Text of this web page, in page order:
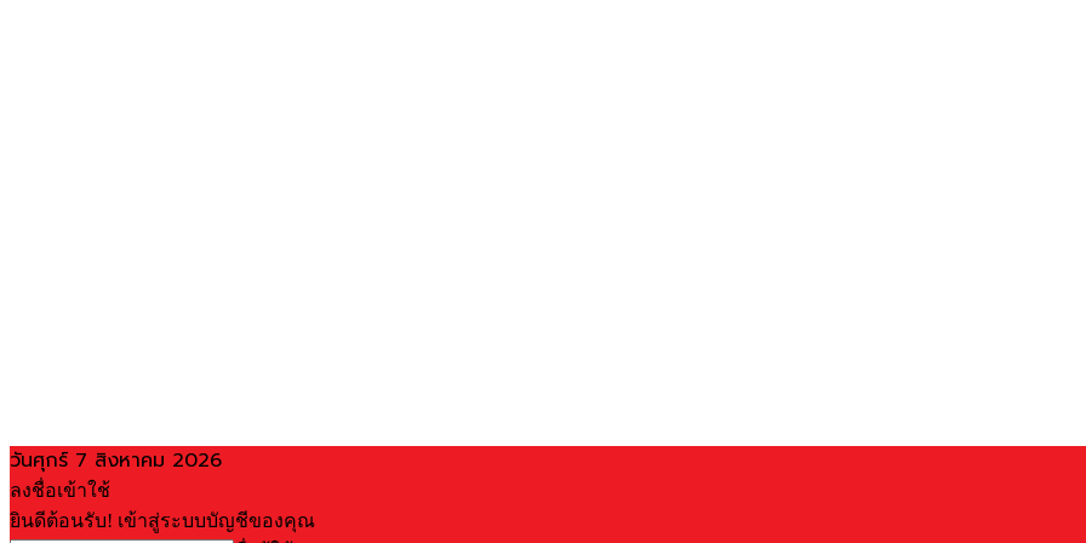
วันศุกร์ 7 สิงหาคม 2026
ลงชื่อเข้าใช้
ยินดีต้อนรับ! เข้าสู่ระบบบัญชีของคุณ